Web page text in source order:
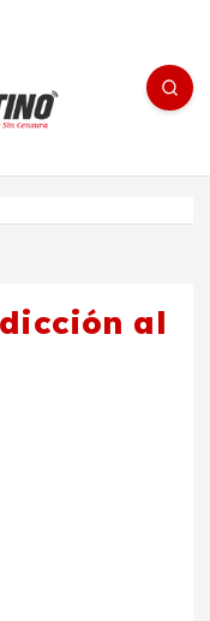
noticias/editorial
al